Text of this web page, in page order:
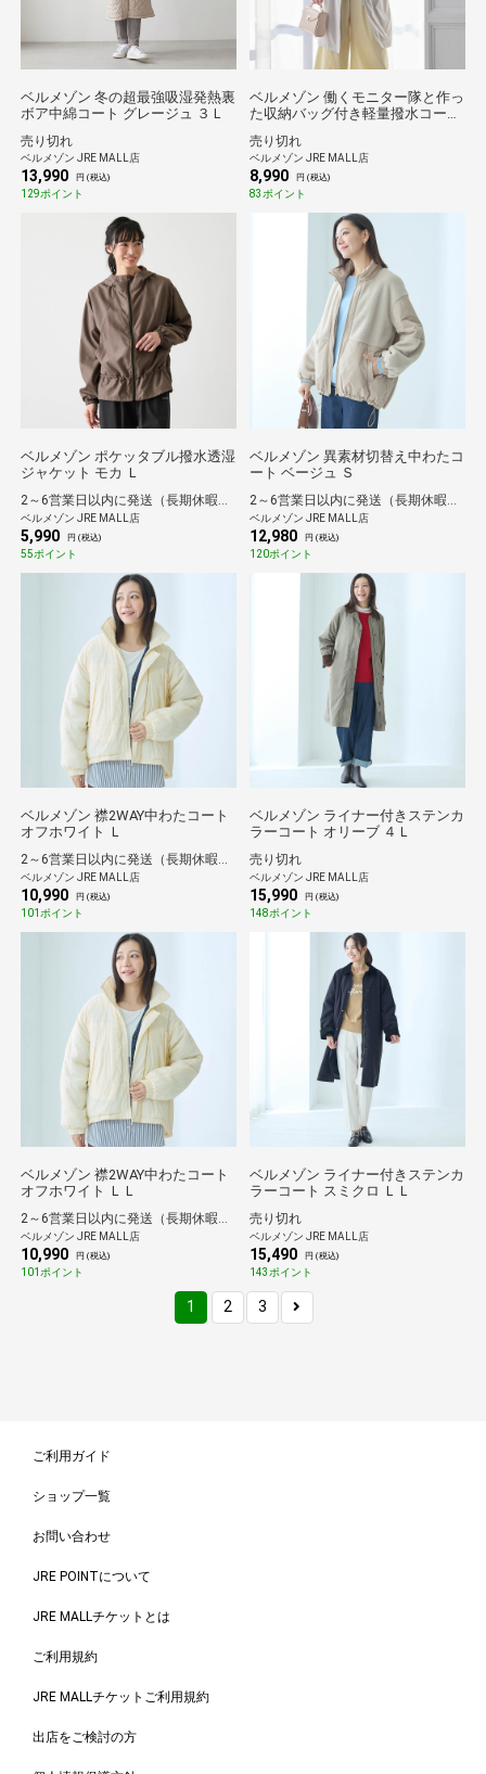
ベルメゾン 冬の超最強吸湿発熱裏
ボア中綿コート グレージュ ３Ｌ
売り切れ
ベルメゾン JRE MALL店
13,990 円 (税込)
129ポイント
ベルメゾン 働くモニター隊と作っ
た収納バッグ付き軽量撥水コート
売り切れ
ベルメゾン JRE MALL店
8,990 円 (税込)
83ポイント
ベルメゾン ポケッタブル撥水透湿
ジャケット モカ Ｌ
2～6営業日以内に発送（長期休暇除く）
ベルメゾン JRE MALL店
5,990 円 (税込)
55ポイント
ベルメゾン 異素材切替え中わたコ
ート ベージュ Ｓ
2～6営業日以内に発送（長期休暇除く）
ベルメゾン JRE MALL店
12,980 円 (税込)
120ポイント
ベルメゾン 襟2WAY中わたコート
オフホワイト Ｌ
2～6営業日以内に発送（長期休暇除く）
ベルメゾン JRE MALL店
10,990 円 (税込)
101ポイント
ベルメゾン ライナー付きステンカ
ラーコート オリーブ ４Ｌ
売り切れ
ベルメゾン JRE MALL店
15,990 円 (税込)
148ポイント
ベルメゾン 襟2WAY中わたコート
オフホワイト ＬＬ
2～6営業日以内に発送（長期休暇除く）
ベルメゾン JRE MALL店
10,990 円 (税込)
101ポイント
ベルメゾン ライナー付きステンカ
ラーコート スミクロ ＬＬ
売り切れ
ベルメゾン JRE MALL店
15,490 円 (税込)
143ポイント
1 2 3
ご利用ガイド
ショップ一覧
お問い合わせ
JRE POINTについて
JRE MALLチケットとは
ご利用規約
JRE MALLチケットご利用規約
出店をご検討の方